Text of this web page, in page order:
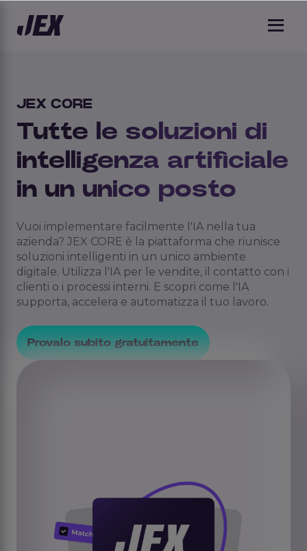
JEX CORE
Tutte le soluzioni di
intelligenza artificiale
in un unico posto
Vuoi implementare facilmente l'IA nella tua
azienda? JEX CORE è la piattaforma che riunisce
soluzioni intelligenti in un unico ambiente
digitale. Utilizza l'IA per le vendite, il contatto con i
clienti o i processi interni. E scopri come l'IA
supporta, accelera e automatizza il tuo lavoro.
Provalo subito gratuitamente